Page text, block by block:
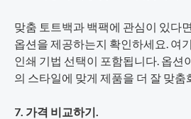
맞춤 토트백과 백팩에 관심이 있다
옵션을 제공하는지 확인하세요. 여
인쇄 기법 선택이 포함됩니다. 옵션
의 스타일에 맞게 제품을 더 잘 맞춤
7. 가격 비교하기.